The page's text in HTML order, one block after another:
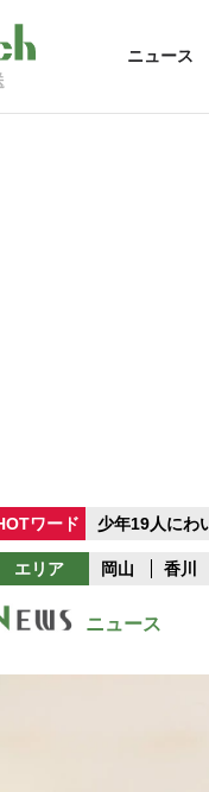
ニュース
ワード 少年19人にわ
エリア 岡山 香川
ニュース